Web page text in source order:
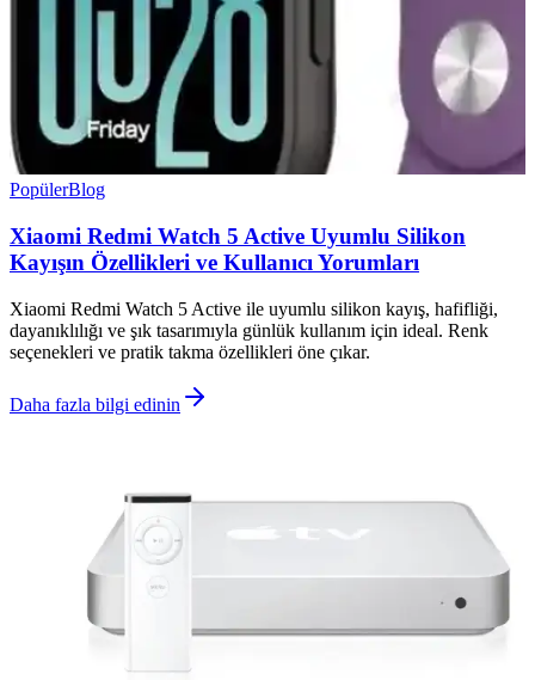
PopülerBlog
Xiaomi Redmi Watch 5 Active Uyumlu Silikon
Kayışın Özellikleri ve Kullanıcı Yorumları
Xiaomi Redmi Watch 5 Active ile uyumlu silikon kayış, hafifliği,
dayanıklılığı ve şık tasarımıyla günlük kullanım için ideal. Renk
seçenekleri ve pratik takma özellikleri öne çıkar.
Daha fazla bilgi edinin